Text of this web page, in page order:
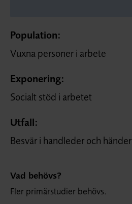
Population:
Vuxna personer i arbete
Exponering:
Socialt stöd i arbetet
Utfall:
Besvär i handleder och händer
Vad behövs?
Fler primärstudier behövs.